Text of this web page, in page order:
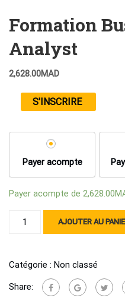
Formation
Analyst
2,628.00MAD
S'INSCRIRE
Payer acompte
Payer acompte de 2,628.00
quantité
Business
Analyst
AJOUTER AU
Catégorie : Non classé
Share: